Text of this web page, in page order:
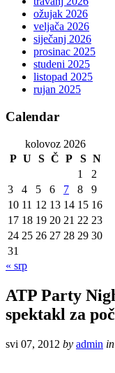
ožujak 2026
veljača 2026
siječanj 2026
prosinac 2025
studeni 2025
listopad 2025
rujan 2025
Calendar
kolovoz 2026
P U S Č P S N
1
2
3
4 5 6 7 8
9
10 11 12 13 14 15 16
17 18 19 20 21 22 23
24 25 26 27 28 29 30
31
« srp
ATP Party
spektakl za
svi 07, 2012 by admin in